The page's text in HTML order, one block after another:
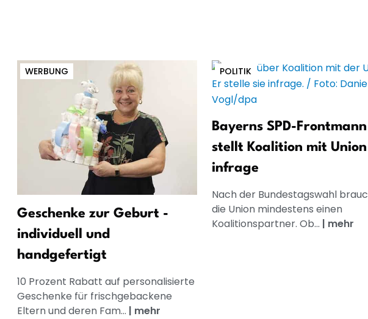
WERBUNG
Geschenke zur Geburt -
individuell und
handgefertigt
10 Prozent Rabatt auf personalisierte
Geschenke für frischgebackene
Eltern und deren Fam... | mehr
POLITIK
Bayerns SPD-Frontmann
stellt Koalition mit Union
infrage
Nach der Bundestagswahl
die Union mindestens einen
Koalitionspartner. Ob... | mehr